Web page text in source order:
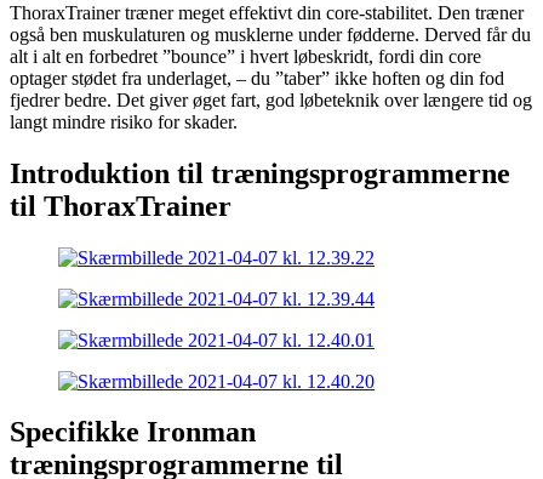
ThoraxTrainer træner meget effektivt din core-stabilitet. Den træner
også ben muskulaturen og musklerne under fødderne. Derved får du
alt i alt en forbedret ”bounce” i hvert løbeskridt, fordi din core
optager stødet fra underlaget, – du ”taber” ikke hoften og din fod
fjedrer bedre. Det giver øget fart, god løbeteknik over længere tid og
langt mindre risiko for skader.
Introduktion til træningsprogrammerne
til ThoraxTrainer
Specifikke Ironman
træningsprogrammerne til